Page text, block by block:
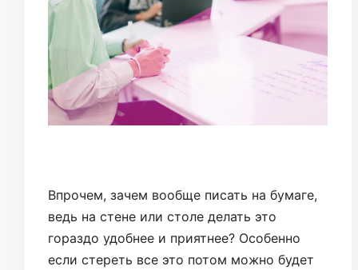
Впрочем, зачем вообще писать на бумаге,
ведь на стене или столе делать это
гораздо удобнее и приятнее? Особенно
если стереть все это потом можно будет